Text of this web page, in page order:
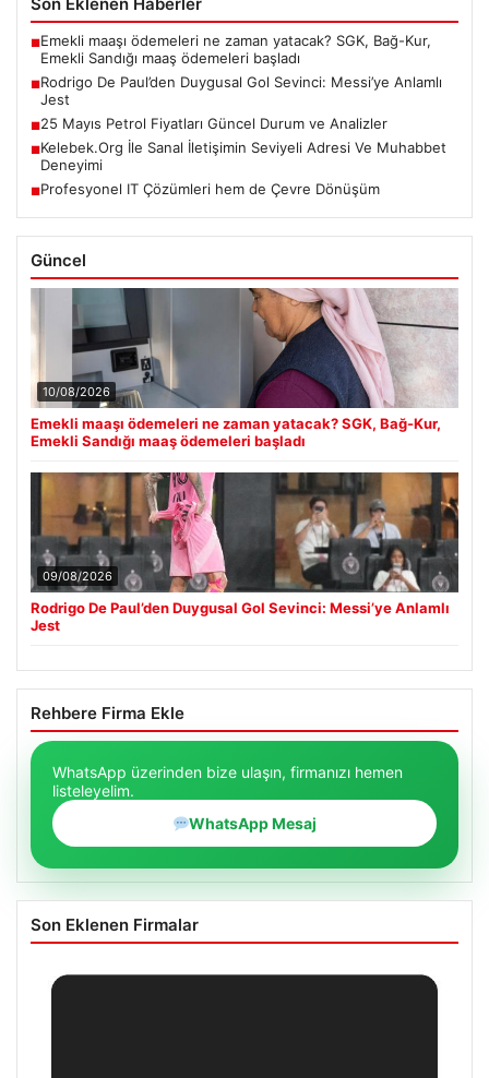
■Emekli maaşı ödemeleri ne zaman yatacak? SGK, Bağ-Kur,
Emekli Sandığı maaş ödemeleri başladı
■Rodrigo De Paul’den Duygusal Gol Sevinci: Messi’ye Anlamlı
Jest
■25 Mayıs Petrol Fiyatları Güncel Durum ve Analizler
■Kelebek.Org İle Sanal İletişimin Seviyeli Adresi Ve Muhabbet
Deneyimi
■Profesyonel IT Çözümleri hem de Çevre Dönüşüm
Güncel
10/08/2026
Emekli maaşı ödemeleri ne zaman yatacak? SGK, Bağ-Kur,
Emekli Sandığı maaş ödemeleri başladı
09/08/2026
Rodrigo De Paul’den Duygusal Gol Sevinci: Messi’ye Anlamlı
Jest
Rehbere Firma Ekle
WhatsApp üzerinden bize ulaşın, firmanızı hemen
listeleyelim.
WhatsApp Mesaj
Son Eklenen Firmalar